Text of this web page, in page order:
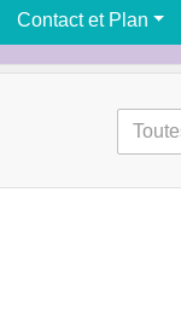
Contact et Plan